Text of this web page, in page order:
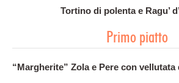
Tortino di polenta e Ragu’
Primo piatto
“Margherite” Zola e Pere con